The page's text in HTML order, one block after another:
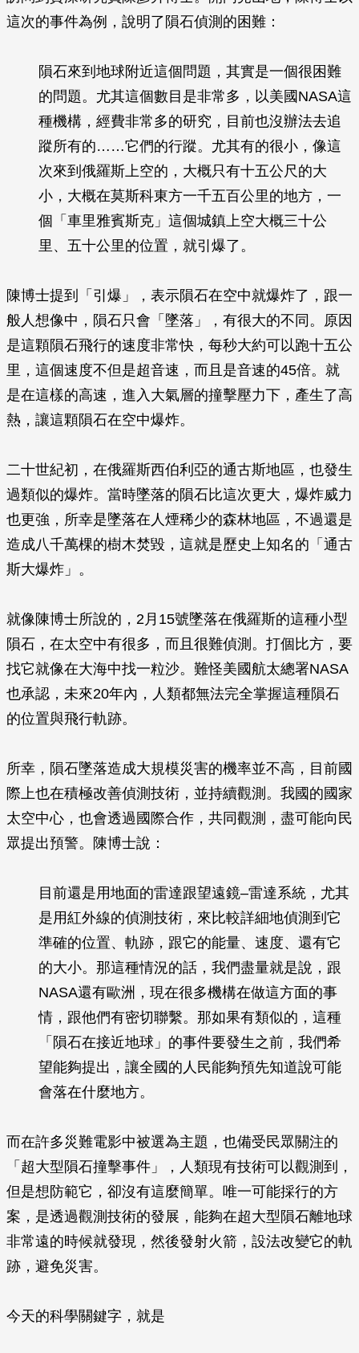
這次的事件為例，說明了隕石偵測的困難：
隕石來到地球附近這個問題，其實是一個很困難
的問題。尤其這個數目是非常多，以美國NASA這
種機構，經費非常多的研究，目前也沒辦法去追
蹤所有的……它們的行蹤。尤其有的很小，像這
次來到俄羅斯上空的，大概只有十五公尺的大
小，大概在莫斯科東方一千五百公里的地方，一
個「車里雅賓斯克」這個城鎮上空大概三十公
里、五十公里的位置，就引爆了。
陳博士提到「引爆」，表示隕石在空中就爆炸了，跟一
般人想像中，隕石只會「墜落」，有很大的不同。原因
是這顆隕石飛行的速度非常快，每秒大約可以跑十五公
里，這個速度不但是超音速，而且是音速的45倍。就
是在這樣的高速，進入大氣層的撞擊壓力下，產生了高
熱，讓這顆隕石在空中爆炸。
二十世紀初，在俄羅斯西伯利亞的通古斯地區，也發生
過類似的爆炸。當時墜落的隕石比這次更大，爆炸威力
也更強，所幸是墜落在人煙稀少的森林地區，不過還是
造成八千萬棵的樹木焚毀，這就是歷史上知名的「通古
斯大爆炸」。
就像陳博士所說的，2月15號墜落在俄羅斯的這種小型
隕石，在太空中有很多，而且很難偵測。打個比方，要
找它就像在大海中找一粒沙。難怪美國航太總署NASA
也承認，未來20年內，人類都無法完全掌握這種隕石
的位置與飛行軌跡。
所幸，隕石墜落造成大規模災害的機率並不高，目前國
際上也在積極改善偵測技術，並持續觀測。我國的國家
太空中心，也會透過國際合作，共同觀測，盡可能向民
眾提出預警。陳博士說：
目前還是用地面的雷達跟望遠鏡–雷達系統，尤其
是用紅外線的偵測技術，來比較詳細地偵測到它
準確的位置、軌跡，跟它的能量、速度、還有它
的大小。那這種情況的話，我們盡量就是說，跟
NASA還有歐洲，現在很多機構在做這方面的事
情，跟他們有密切聯繫。那如果有類似的，這種
「隕石在接近地球」的事件要發生之前，我們希
望能夠提出，讓全國的人民能夠預先知道說可能
會落在什麼地方。
而在許多災難電影中被選為主題，也備受民眾關注的
「超大型隕石撞擊事件」，人類現有技術可以觀測到，
但是想防範它，卻沒有這麼簡單。唯一可能採行的方
案，是透過觀測技術的發展，能夠在超大型隕石離地球
非常遠的時候就發現，然後發射火箭，設法改變它的軌
跡，避免災害。
今天的科學關鍵字，就是